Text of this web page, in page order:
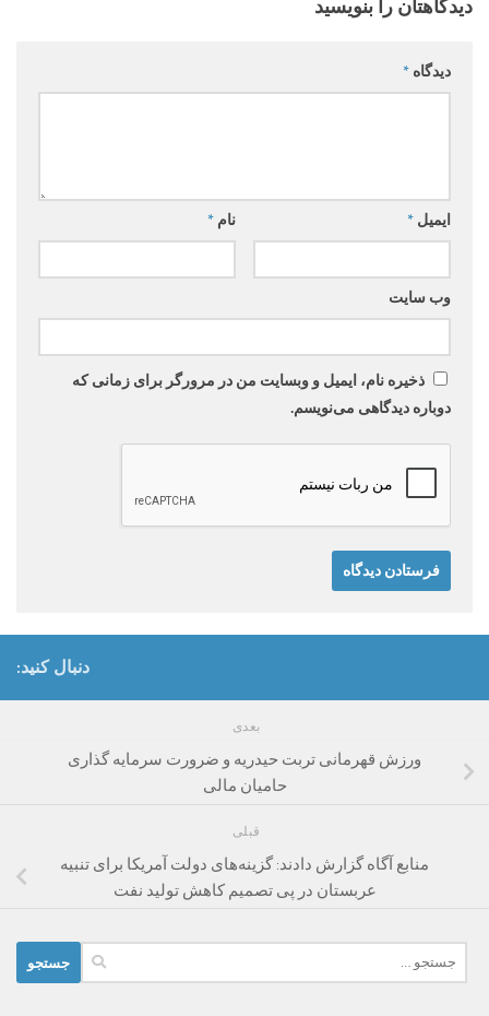
دیدگاهتان را بنویسید
دیدگاه *
نام * ایمیل *
وب‌ سایت
ذخیره نام، ایمیل و وبسایت من در مرورگر برای زمانی که
دوباره دیدگاهی می‌نویسم.
دنبال کنید:
بعدی
ورزش قهرمانی تربت حیدریه و ضرورت سرمایه گذاری
حامیان مالی
قبلی
منابع آگاه گزارش دادند: گزینه‌های دولت آمریکا برای تنبیه
عربستان در پی تصمیم کاهش تولید نفت
برای: